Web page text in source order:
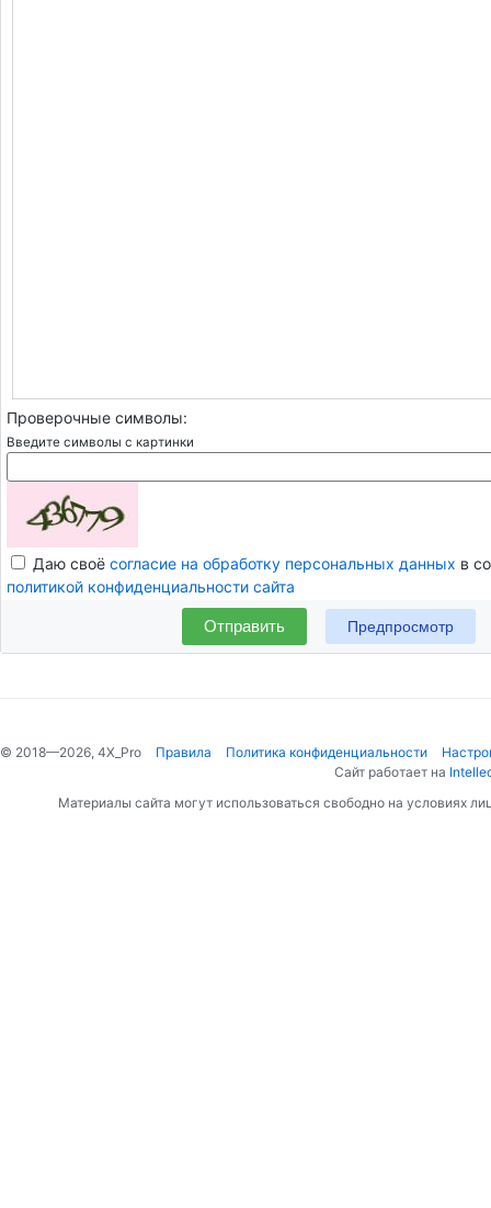
Проверочные символы:
Введите символы с картинки
Даю своё согласие на обработку персональных данных в
политикой конфиденциальности сайта
Отправить
© 2018—2026, 4X_Pro Правила Политика конфиденциальности
Сайт работает на
Материалы сайта могут использоваться свободно на условиях